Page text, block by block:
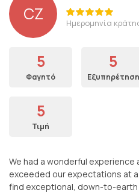
CZ Ημερομηνία
5
Φαγητό
5
Εξυπηρέτηση
5
Τιμή
We had a wonderful experience
exceeded our expectations at
find exceptional, down-to-earth